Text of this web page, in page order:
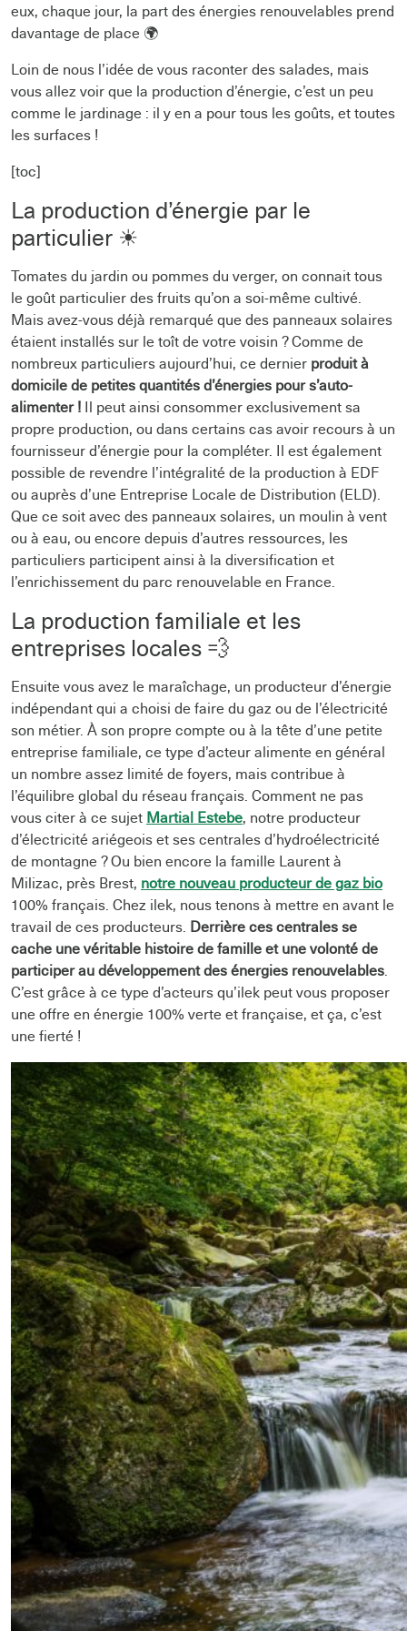
eux, chaque jour, la part des énergies renouvelables prend
davantage de place 🌍
Loin de nous l’idée de vous raconter des salades, mais
vous allez voir que la production d’énergie, c’est un peu
comme le jardinage : il y en a pour tous les goûts, et toutes
les surfaces !
[toc]
La production d’énergie par le
particulier ☀
Tomates du jardin ou pommes du verger, on connait tous
le goût particulier des fruits qu’on a soi-même cultivé.
Mais avez-vous déjà remarqué que des panneaux solaires
étaient installés sur le toît de votre voisin ? Comme de
nombreux particuliers aujourd’hui, ce dernier produit à
domicile de petites quantités d’énergies pour s’auto-
alimenter ! Il peut ainsi consommer exclusivement sa
propre production, ou dans certains cas avoir recours à un
fournisseur d’énergie pour la compléter. Il est également
possible de revendre l’intégralité de la production à EDF
ou auprès d’une Entreprise Locale de Distribution (ELD).
Que ce soit avec des panneaux solaires, un moulin à vent
ou à eau, ou encore depuis d’autres ressources, les
particuliers participent ainsi à la diversification et
l’enrichissement du parc renouvelable en France.
La production familiale et les
entreprises locales 💨
Ensuite vous avez le maraîchage, un producteur d’énergie
indépendant qui a choisi de faire du gaz ou de l’électricité
son métier. À son propre compte ou à la tête d’une petite
entreprise familiale, ce type d’acteur alimente en général
un nombre assez limité de foyers, mais contribue à
l’équilibre global du réseau français. Comment ne pas
vous citer à ce sujet Martial Estebe, notre producteur
d’électricité ariégeois et ses centrales d’hydroélectricité
de montagne ? Ou bien encore la famille Laurent à
Milizac, près Brest, notre nouveau producteur de gaz bio
100% français. Chez ilek, nous tenons à mettre en avant le
travail de ces producteurs. Derrière ces centrales se
cache une véritable histoire de famille et une volonté de
participer au développement des énergies renouvelables.
C’est grâce à ce type d’acteurs qu’ilek peut vous proposer
une offre en énergie 100% verte et française, et ça, c’est
une fierté !